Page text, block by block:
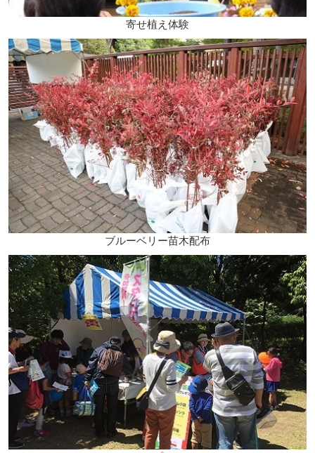
寄せ植え体験
ブルーベリー苗木配布